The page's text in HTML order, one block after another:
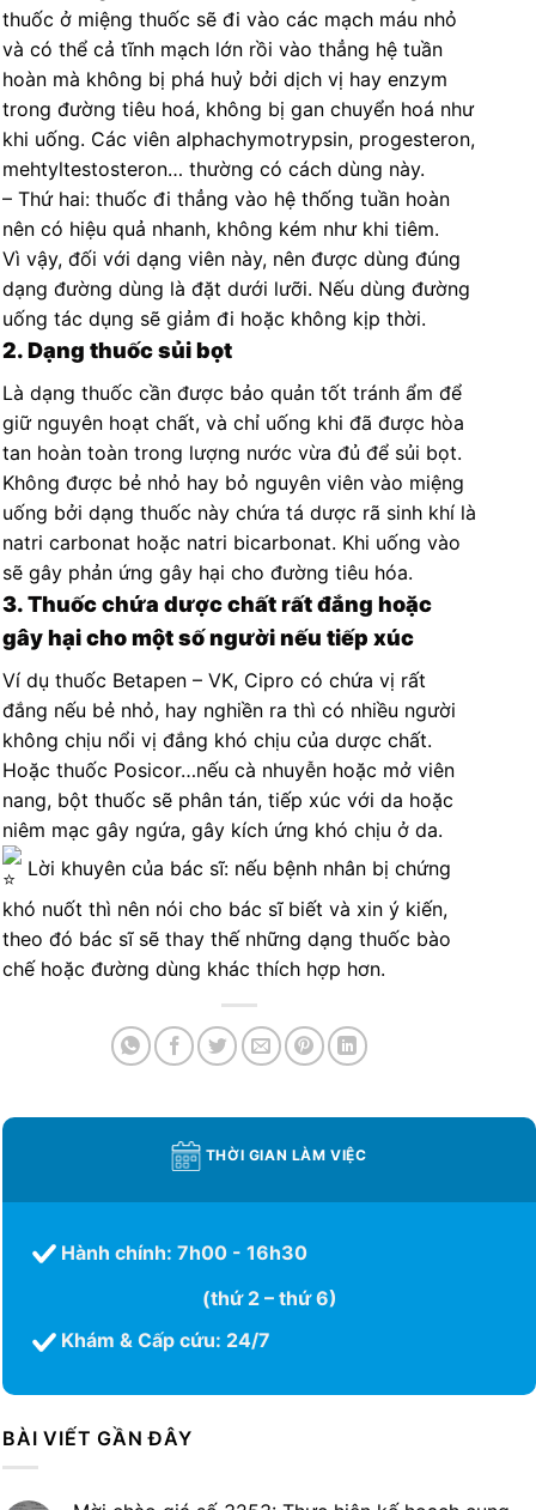
thuốc ở miệng thuốc sẽ đi vào các mạch máu nhỏ
và có thể cả tĩnh mạch lớn rồi vào thẳng hệ tuần
hoàn mà không bị phá huỷ bởi dịch vị hay enzym
trong đường tiêu hoá, không bị gan chuyển hoá như
khi uống. Các viên alphachymotrypsin, progesteron,
mehtyltestosteron… thường có cách dùng này.
– Thứ hai: thuốc đi thẳng vào hệ thống tuần hoàn
nên có hiệu quả nhanh, không kém như khi tiêm.
Vì vậy, đối với dạng viên này, nên được dùng đúng
dạng đường dùng là đặt dưới lưỡi. Nếu dùng đường
uống tác dụng sẽ giảm đi hoặc không kịp thời.
2. Dạng thuốc sủi bọt
Là dạng thuốc cần được bảo quản tốt tránh ẩm để
giữ nguyên hoạt chất, và chỉ uống khi đã được hòa
tan hoàn toàn trong lượng nước vừa đủ để sủi bọt.
Không được bẻ nhỏ hay bỏ nguyên viên vào miệng
uống bởi dạng thuốc này chứa tá dược rã sinh khí là
natri carbonat hoặc natri bicarbonat. Khi uống vào
sẽ gây phản ứng gây hại cho đường tiêu hóa.
3. Thuốc chứa dược chất rất đắng hoặc
gây hại cho một số người nếu tiếp xúc
Ví dụ thuốc Betapen – VK, Cipro có chứa vị rất
đắng nếu bẻ nhỏ, hay nghiền ra thì có nhiều người
không chịu nổi vị đắng khó chịu của dược chất.
Hoặc thuốc Posicor…nếu cà nhuyễn hoặc mở viên
nang, bột thuốc sẽ phân tán, tiếp xúc với da hoặc
niêm mạc gây ngứa, gây kích ứng khó chịu ở da.
Lời khuyên của bác sĩ: nếu bệnh nhân bị chứng
khó nuốt thì nên nói cho bác sĩ biết và xin ý kiến,
theo đó bác sĩ sẽ thay thế những dạng thuốc bào
chế hoặc đường dùng khác thích hợp hơn.
THỜI GIAN LÀM VIỆC
Hành chính: 7h00 - 16h30
(thứ 2 – thứ 6)
Khám & Cấp cứu: 24/7
BÀI VIẾT GẦN ĐÂY